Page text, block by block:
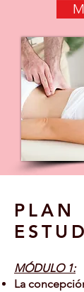
PLAN
MÓDULO 1:
La